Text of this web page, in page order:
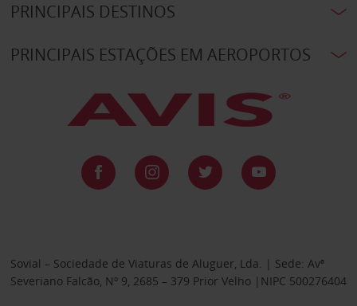
PRINCIPAIS DESTINOS
PRINCIPAIS ESTAÇÕES EM AEROPORTOS
Sovial – Sociedade de Viaturas de Aluguer, Lda. | Sede: Avª
Severiano Falcão, Nº 9, 2685 – 379 Prior Velho |NIPC 500276404